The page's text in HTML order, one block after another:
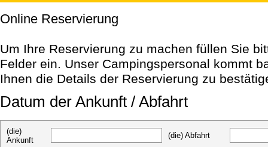
Online Reservierung
Um Ihre Reservierung zu machen füllen Sie
Felder ein. Unser Campingspersonal kommt
Ihnen die Details der Reservierung zu
Datum der Ankunft / Abfahrt
(die)
Ankunft
(die) Abfahrt